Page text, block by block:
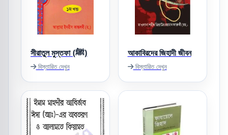
সীরাতুল মুস্তফা (ﷺ)
বিস্তারিত দেখুন
আকাবিরদের জিহাদী জীবন
বিস্তারিত দেখুন